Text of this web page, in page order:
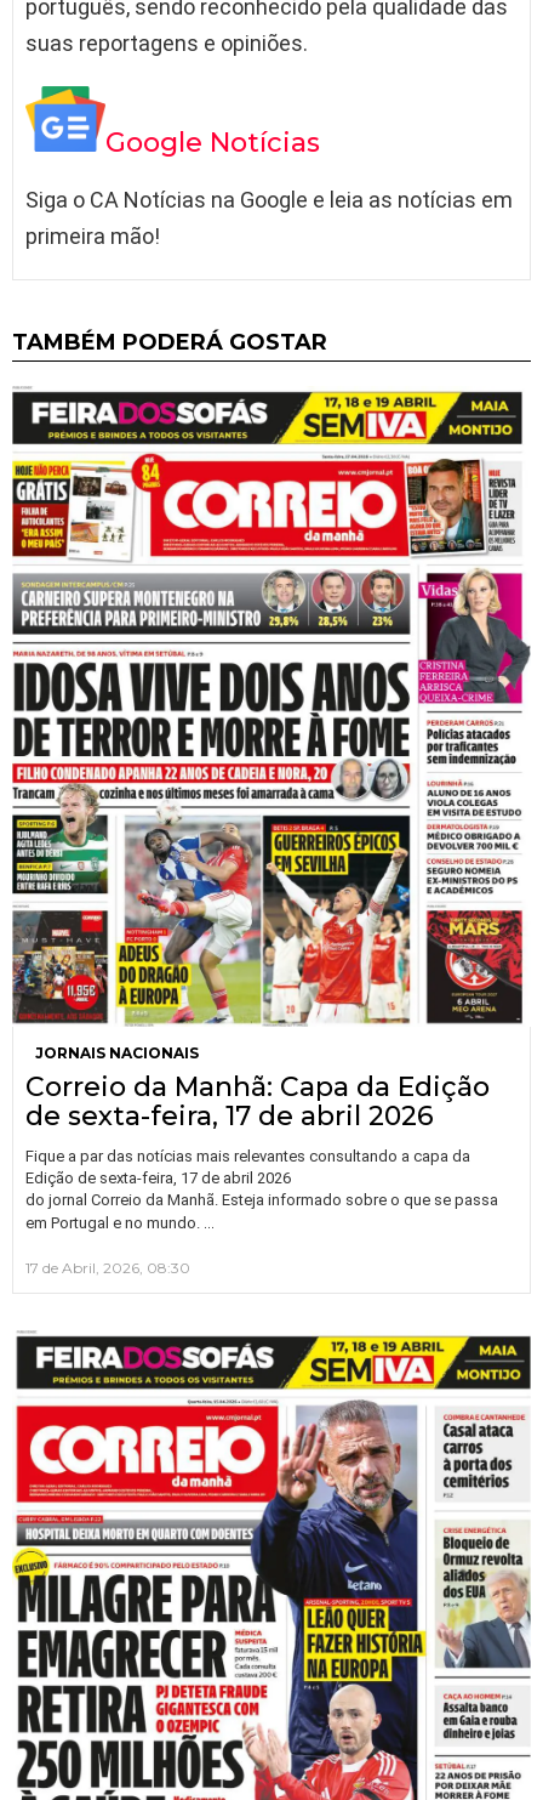
português, sendo reconhecido pela qualidade das
suas reportagens e opiniões.
Google Notícias
Siga o CA Notícias na Google e leia as notícias em
primeira mão!
TAMBÉM PODERÁ GOSTAR
JORNAIS NACIONAIS
Correio da Manhã: Capa da Edição
de sexta-feira, 17 de abril 2026
Fique a par das notícias mais relevantes consultando a capa da
Edição de sexta-feira, 17 de abril 2026
do jornal Correio da Manhã. Esteja informado sobre o que se passa
em Portugal e no mundo.
17 de Abril, 2026, 08:30